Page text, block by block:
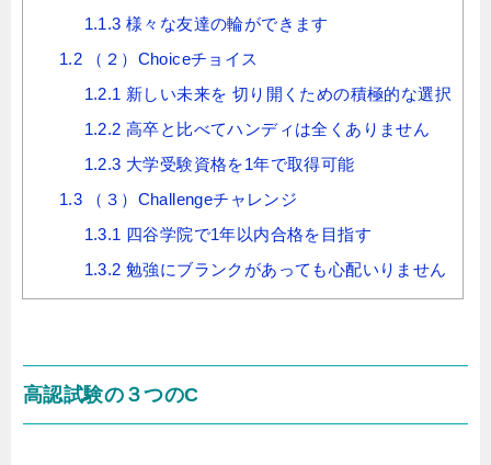
1.1.3 様々な友達の輪ができます
1.2 （２）Choiceチョイス
1.2.1 新しい未来を 切り開くための積極的な選択
1.2.2 高卒と比べてハンディは全くありません
1.2.3 大学受験資格を1年で取得可能
1.3 （３）Challengeチャレンジ
1.3.1 四谷学院で1年以内合格を目指す
1.3.2 勉強にブランクがあっても心配いりません
高認試験の３つのC